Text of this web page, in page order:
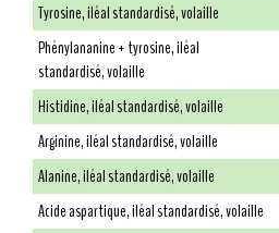
Tyrosine, iléal standardisé, volaille
Phénylananine + tyrosine, iléal
standardisé, volaille
Histidine, iléal standardisé, volaille
Arginine, iléal standardisé, volaille
Alanine, iléal standardisé, volaille
Acide aspartique, iléal standardisé, volaille